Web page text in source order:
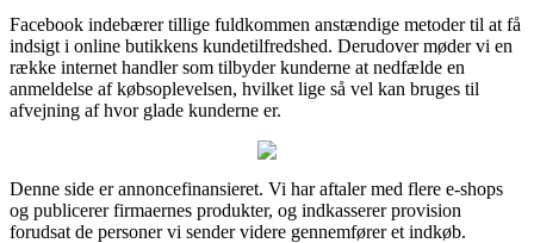
Facebook indebærer tillige fuldkommen anstændige metoder til at få
indsigt i online butikkens kundetilfredshed. Derudover møder vi en
række internet handler som tilbyder kunderne at nedfælde en
anmeldelse af købsoplevelsen, hvilket lige så vel kan bruges til
afvejning af hvor glade kunderne er.
Denne side er annoncefinansieret. Vi har aftaler med flere e-shops
og publicerer firmaernes produkter, og indkasserer provision
forudsat de personer vi sender videre gennemfører et indkøb.